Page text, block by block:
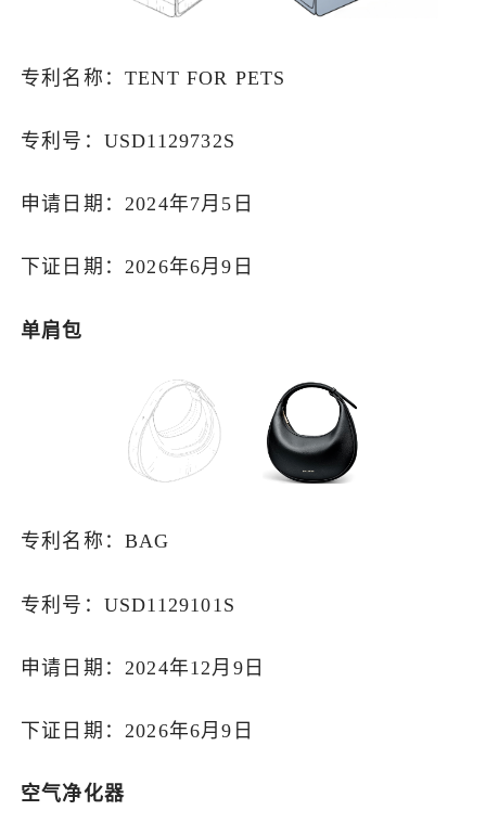
专利名称：TENT FOR PETS
专利号：USD1129732S
申请日期：2024年7月5日
下证日期：2026年6月9日
单肩包
专利名称：BAG
专利号：USD1129101S
申请日期：2024年12月9日
下证日期：2026年6月9日
空气净化器